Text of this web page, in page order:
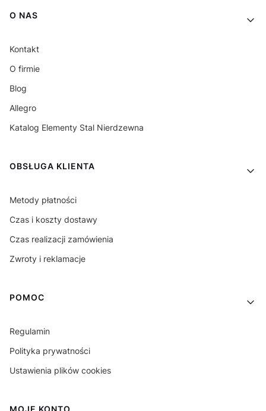
Linki w stopce
O NAS
Kontakt
O firmie
Blog
Allegro
Katalog Elementy Stal Nierdzewna
OBSŁUGA KLIENTA
Metody płatności
Czas i koszty dostawy
Czas realizacji zamówienia
Zwroty i reklamacje
POMOC
Regulamin
Polityka prywatności
Ustawienia plików cookies